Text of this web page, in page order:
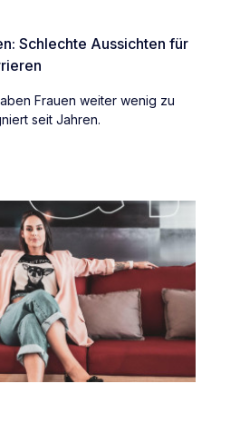
Schlechte Aussichten für
Frauen weiter wenig zu
seit Jahren.